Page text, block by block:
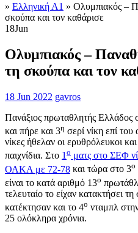
» Ελληνική Α1 » Ολυμπιακός –
σκούπα και τον καθάρισε
18Jun
Ολυμπιακός –
τη σκούπα και τον
18 Jun 2022 gavros
Πανάξιος πρωταθλητής Ελλάδος
και πήρε και 3η σερί νίκη επί
νίκες ήθελαν οι ερυθρόλευκοι
παιχνίδια. Στο 1 ο ματς στο ΣΕΦ
ΟΑΚΑ με 72-78 και τώρα στο 3ο
είναι το κατά αριθμό 13ο
τελευταίο το είχαν κατακτήσει
κατέκτησαν και το 4ο νταμπλ
25 ολόκληρα χρόνια.